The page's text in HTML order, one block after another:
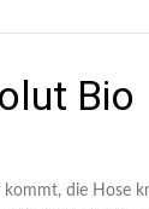
Bio
kommt, die Hose